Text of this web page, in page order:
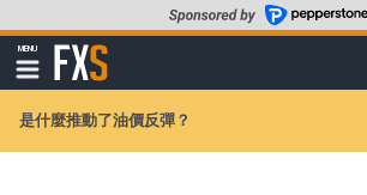
至
要
MENU
顯
示
航
FXStreet
是什麼推動了油價反彈？